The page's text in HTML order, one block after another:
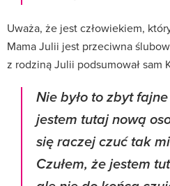
Uważa, że jest człowiekiem,
Mama Julii jest przeciwna
z rodziną Julii podsumował sam
Nie było to zbyt
jestem tutaj nową
się raczej czuć tak
Czułem, że jestem